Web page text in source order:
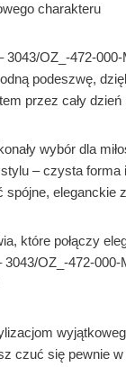
charakteru
3043/OZ_-472-
podeszwę,
przez cały dzień
wybór dla
– czysta forma
spójne, eleganckie
które połączy
OZ_-472-000-
czuć się pewnie